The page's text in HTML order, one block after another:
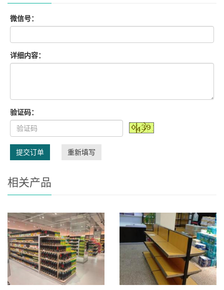
微信号：
详细内容：
验证码：
提交订单 重新填写
相关产品